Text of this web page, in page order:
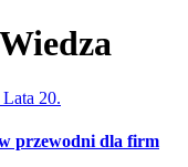
przewodni dla firm